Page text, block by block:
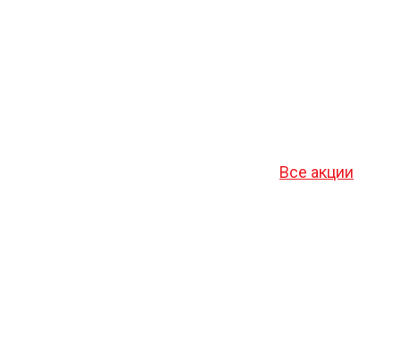
Все акции